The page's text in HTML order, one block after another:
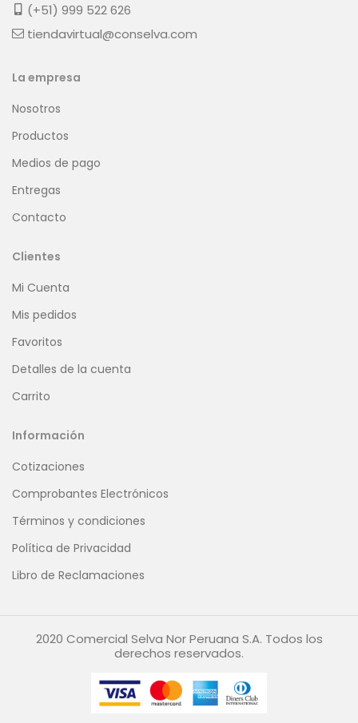
(+51) 999 522 626
tiendavirtual@conselva.com
La empresa
Nosotros
Productos
Medios de pago
Entregas
Contacto
Clientes
Mi Cuenta
Mis pedidos
Favoritos
Detalles de la cuenta
Carrito
Información
Cotizaciones
Comprobantes Electrónicos
Términos y condiciones
Política de Privacidad
Libro de Reclamaciones
2020 Comercial Selva Nor Peruana S.A. Todos los
derechos reservados.